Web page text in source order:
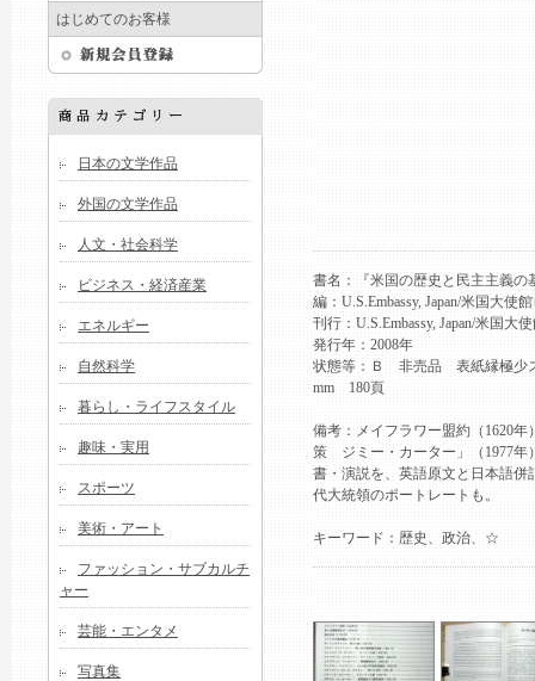
はじめてのお客様
日本の文学作品
外国の文学作品
人文・社会科学
ビジネス・経済産業
エネルギー
自然科学
暮らし・ライフスタイル
趣味・実用
スポーツ
美術・アート
ファッション・サブカルチ
ャー
芸能・エンタメ
写真集
書名：『米国の歴史と民主主義
編：U.S.Embassy, Japan/米国大使
刊行：U.S.Embassy, Japan/米国大
発行年：2008年
状態等：Ｂ 非売品 表紙縁極少
mm 180頁
備考：メイフラワー盟約（1620
策 ジミー・カーター」（1977年
書・演説を、英語原文と日本語併
代大統領のポートレートも。
キーワード：歴史、政治、☆